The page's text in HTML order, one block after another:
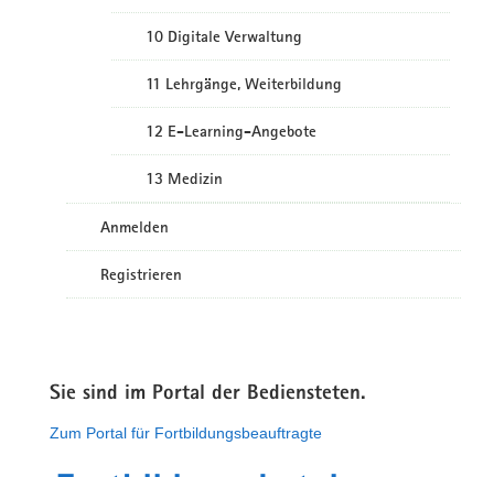
10 Digitale Verwaltung
11 Lehrgänge, Weiterbildung
12 E-Learning-Angebote
13 Medizin
Anmelden
Registrieren
Sie sind im Portal der Bediensteten.
Zum Portal für Fortbildungsbeauftragte